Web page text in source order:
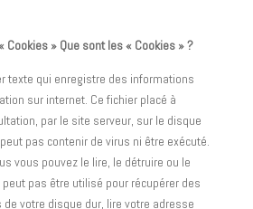
Cookies » Que sont les « Cookies » ?
texte qui enregistre des informations
sur internet. Ce fichier placé à
par le site serveur, sur le disque
pas contenir de virus ni être exécuté.
vous pouvez le lire, le détruire ou le
pas être utilisé pour récupérer des
votre disque dur, lire votre adresse